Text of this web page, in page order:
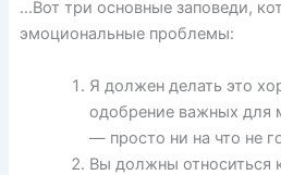
…Вот три основные заповеди,
эмоциональные проблемы:
Я должен делать это
одобрение важных для
— просто ни на что не
Вы должны относиться